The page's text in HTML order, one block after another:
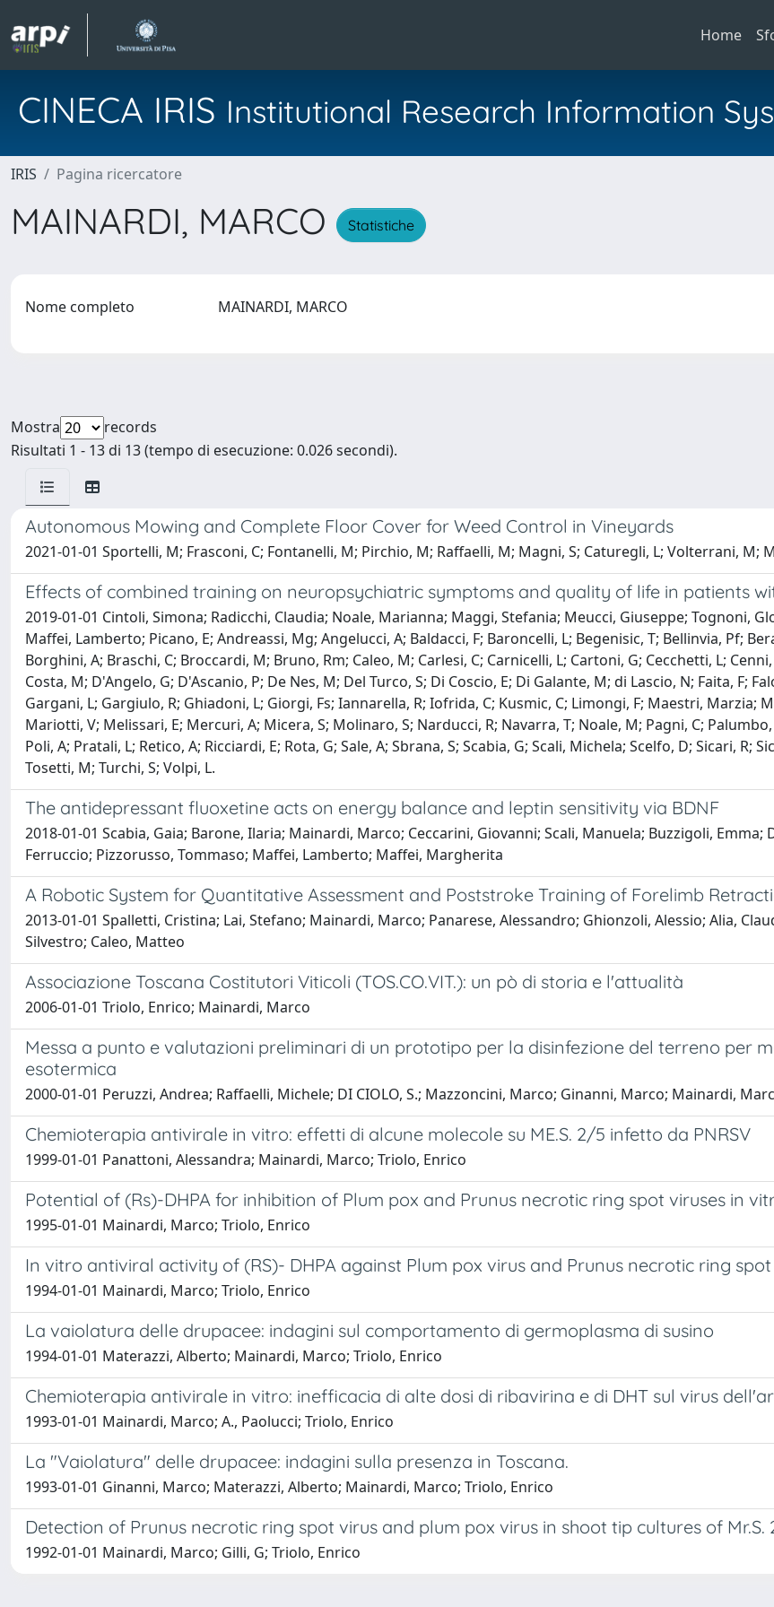
Home
CINECA IRIS Institutional Research Information
IRIS Pagina ricercatore
MAINARDI, MARCO Statistiche
Nome completo MAINARDI, MARCO
Mostra
records
Risultati 1 - 13 di 13 (tempo di esecuzione: 0.026 secondi).
Autonomous Mowing and Complete Floor Cover for Weed Control in Vineyards
2021-01-01 Sportelli, M; Frasconi, C; Fontanelli, M; Pirchio, M; Raffaelli, M; Magni, S; Caturegli, L; Volterrani, M;
Effects of combined training on neuropsychiatric symptoms and quality of life in patients
2019-01-01 Cintoli, Simona; Radicchi, Claudia; Noale, Marianna; Maggi, Stefania; Meucci, Giuseppe; Tognoni,
Maffei, Lamberto; Picano, E; Andreassi, Mg; Angelucci, A; Baldacci, F; Baroncelli, L; Begenisic, T; Bellinvia, Pf;
Borghini, A; Braschi, C; Broccardi, M; Bruno, Rm; Caleo, M; Carlesi, C; Carnicelli, L; Cartoni, G; Cecchetti, L;
Costa, M; D'Angelo, G; D'Ascanio, P; De Nes, M; Del Turco, S; Di Coscio, E; Di Galante, M; di Lascio, N; Faita, F;
Gargani, L; Gargiulo, R; Ghiadoni, L; Giorgi, Fs; Iannarella, R; Iofrida, C; Kusmic, C; Limongi, F; Maestri,
Mariotti, V; Melissari, E; Mercuri, A; Micera, S; Molinaro, S; Narducci, R; Navarra, T; Noale, M; Pagni, C;
Poli, A; Pratali, L; Retico, A; Ricciardi, E; Rota, G; Sale, A; Sbrana, S; Scabia, G; Scali, Michela; Scelfo, D; Sicari, R;
Tosetti, M; Turchi, S; Volpi, L.
The antidepressant fluoxetine acts on energy balance and leptin sensitivity via BDNF
2018-01-01 Scabia, Gaia; Barone, Ilaria; Mainardi, Marco; Ceccarini, Giovanni; Scali, Manuela; Buzzigoli,
Ferruccio; Pizzorusso, Tommaso; Maffei, Lamberto; Maffei, Margherita
A Robotic System for Quantitative Assessment and Poststroke Training of Forelimb
2013-01-01 Spalletti, Cristina; Lai, Stefano; Mainardi, Marco; Panarese, Alessandro; Ghionzoli, Alessio; Alia,
Silvestro; Caleo, Matteo
Associazione Toscana Costitutori Viticoli (TOS.CO.VIT.): un pò di storia e l'attualità
2006-01-01 Triolo, Enrico; Mainardi, Marco
Messa a punto e valutazioni preliminari di un prototipo per la disinfezione del terreno per
esotermica
2000-01-01 Peruzzi, Andrea; Raffaelli, Michele; DI CIOLO, S.; Mazzoncini, Marco; Ginanni, Marco; Mainardi,
Chemioterapia antivirale in vitro: effetti di alcune molecole su ME.S. 2/5 infetto da PNRSV
1999-01-01 Panattoni, Alessandra; Mainardi, Marco; Triolo, Enrico
Potential of (Rs)-DHPA for inhibition of Plum pox and Prunus necrotic ring spot viruses in
1995-01-01 Mainardi, Marco; Triolo, Enrico
In vitro antiviral activity of (RS)- DHPA against Plum pox virus and Prunus necrotic ring
1994-01-01 Mainardi, Marco; Triolo, Enrico
La vaiolatura delle drupacee: indagini sul comportamento di germoplasma di susino
1994-01-01 Materazzi, Alberto; Mainardi, Marco; Triolo, Enrico
Chemioterapia antivirale in vitro: inefficacia di alte dosi di ribavirina e di DHT sul virus
1993-01-01 Mainardi, Marco; A., Paolucci; Triolo, Enrico
La "Vaiolatura" delle drupacee: indagini sulla presenza in Toscana.
1993-01-01 Ginanni, Marco; Materazzi, Alberto; Mainardi, Marco; Triolo, Enrico
Detection of Prunus necrotic ring spot virus and plum pox virus in shoot tip cultures of
1992-01-01 Mainardi, Marco; Gilli, G; Triolo, Enrico